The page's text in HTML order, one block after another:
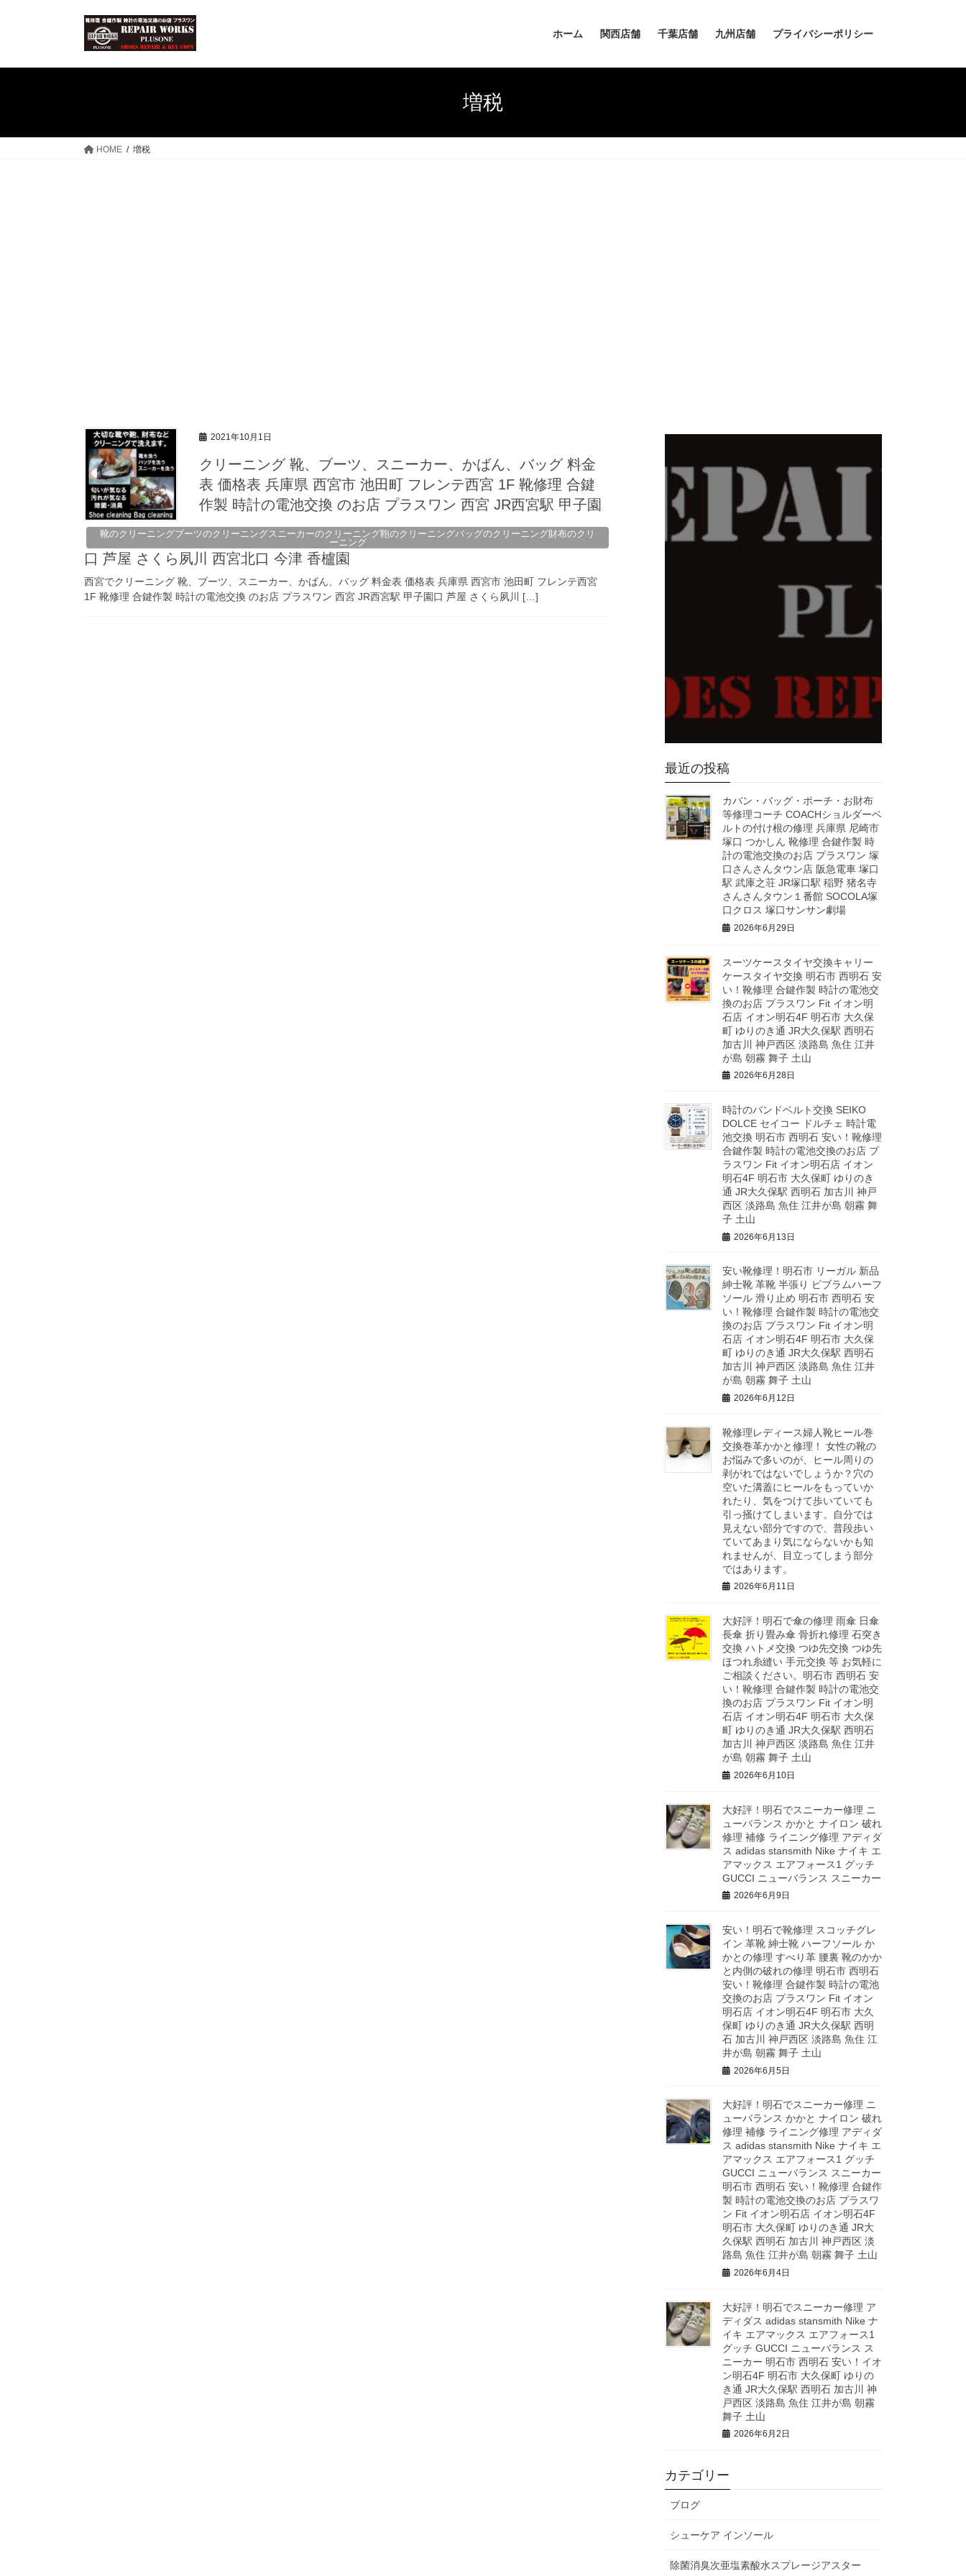
ホーム 関西店舗 千葉店舗 九州店舗 プライバシーポリシー
増税
HOME 増税
2021年10月1日
靴のクリーニングブーツのクリーニングスニーカーのクリーニング鞄のクリーニングバッグのクリーニング財布のクリ
ーニング
クリーニング 靴、ブーツ、スニーカー、かばん、バッグ 料金
表 価格表 兵庫県 西宮市 池田町 フレンテ西宮 1F 靴修理 合鍵
作製 時計の電池交換 のお店 プラスワン 西宮 JR西宮駅 甲子園
口 芦屋 さくら夙川 西宮北口 今津 香櫨園
西宮でクリーニング 靴、ブーツ、スニーカー、かばん、バッグ 料金表 価格表 兵庫県 西宮市 池田町 フレンテ西宮
1F 靴修理 合鍵作製 時計の電池交換 のお店 プラスワン 西宮 JR西宮駅 甲子園口 芦屋 さくら夙川 […]
最近の投稿
カバン・バッグ・ポーチ・お財布
等修理コーチ COACHショルダーベ
ルトの付け根の修理 兵庫県 尼崎市
塚口 つかしん 靴修理 合鍵作製 時
計の電池交換のお店 プラスワン 塚
口さんさんタウン店 阪急電車 塚口
駅 武庫之荘 JR塚口駅 稲野 猪名寺
さんさんタウン１番館 SOCOLA塚
口クロス 塚口サンサン劇場
2026年6月29日
スーツケースタイヤ交換キャリー
ケースタイヤ交換 明石市 西明石 安
い！靴修理 合鍵作製 時計の電池交
換のお店 プラスワン Fit イオン明
石店 イオン明石4F 明石市 大久保
町 ゆりのき通 JR大久保駅 西明石
加古川 神戸西区 淡路島 魚住 江井
が島 朝霧 舞子 土山
2026年6月28日
時計のバンドベルト交換 SEIKO
DOLCE セイコー ドルチェ 時計電
池交換 明石市 西明石 安い！靴修理
合鍵作製 時計の電池交換のお店 プ
ラスワン Fit イオン明石店 イオン
明石4F 明石市 大久保町 ゆりのき
通 JR大久保駅 西明石 加古川 神戸
西区 淡路島 魚住 江井が島 朝霧 舞
子 土山
2026年6月13日
安い靴修理！明石市 リーガル 新品
紳士靴 革靴 半張り ビブラムハーフ
ソール 滑り止め 明石市 西明石 安
い！靴修理 合鍵作製 時計の電池交
換のお店 プラスワン Fit イオン明
石店 イオン明石4F 明石市 大久保
町 ゆりのき通 JR大久保駅 西明石
加古川 神戸西区 淡路島 魚住 江井
が島 朝霧 舞子 土山
2026年6月12日
靴修理レディース婦人靴ヒール巻
交換巻革かかと修理！ 女性の靴の
お悩みで多いのが、ヒール周りの
剥がれではないでしょうか？穴の
空いた溝蓋にヒールをもっていか
れたり、気をつけて歩いていても
引っ掻けてしまいます。自分では
見えない部分ですので、普段歩い
ていてあまり気にならないかも知
れませんが、目立ってしまう部分
ではあります。
2026年6月11日
大好評！明石で傘の修理 雨傘 日傘
長傘 折り畳み傘 骨折れ修理 石突き
交換 ハトメ交換 つゆ先交換 つゆ先
ほつれ糸縫い 手元交換 等 お気軽に
ご相談ください。明石市 西明石 安
い！靴修理 合鍵作製 時計の電池交
換のお店 プラスワン Fit イオン明
石店 イオン明石4F 明石市 大久保
町 ゆりのき通 JR大久保駅 西明石
加古川 神戸西区 淡路島 魚住 江井
が島 朝霧 舞子 土山
2026年6月10日
大好評！明石でスニーカー修理 ニ
ューバランス かかと ナイロン 破れ
修理 補修 ライニング修理 アディダ
ス adidas stansmith Nike ナイキ エ
アマックス エアフォース1 グッチ
GUCCI ニューバランス スニーカー
2026年6月9日
安い！明石で靴修理 スコッチグレ
イン 革靴 紳士靴 ハーフソール か
かとの修理 すべり革 腰裏 靴のかか
と内側の破れの修理 明石市 西明石
安い！靴修理 合鍵作製 時計の電池
交換のお店 プラスワン Fit イオン
明石店 イオン明石4F 明石市 大久
保町 ゆりのき通 JR大久保駅 西明
石 加古川 神戸西区 淡路島 魚住 江
井が島 朝霧 舞子 土山
2026年6月5日
大好評！明石でスニーカー修理 ニ
ューバランス かかと ナイロン 破れ
修理 補修 ライニング修理 アディダ
ス adidas stansmith Nike ナイキ エ
アマックス エアフォース1 グッチ
GUCCI ニューバランス スニーカー
明石市 西明石 安い！靴修理 合鍵作
製 時計の電池交換のお店 プラスワ
ン Fit イオン明石店 イオン明石4F
明石市 大久保町 ゆりのき通 JR大
久保駅 西明石 加古川 神戸西区 淡
路島 魚住 江井が島 朝霧 舞子 土山
2026年6月4日
大好評！明石でスニーカー修理 ア
ディダス adidas stansmith Nike ナ
イキ エアマックス エアフォース1
グッチ GUCCI ニューバランス ス
ニーカー 明石市 西明石 安い！イオ
ン明石4F 明石市 大久保町 ゆりの
き通 JR大久保駅 西明石 加古川 神
戸西区 淡路島 魚住 江井が島 朝霧
舞子 土山
2026年6月2日
カテゴリー
ブログ
シューケア インソール
除菌消臭次亜塩素酸水スプレージアスター